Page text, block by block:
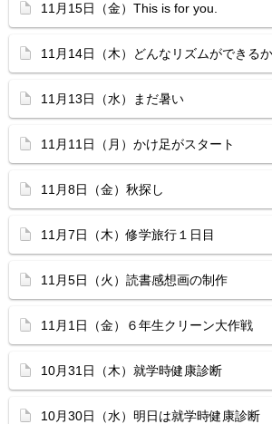
11月15日（金）This is for you.
11月14日（木）どんなリズムができる
11月13日（水）まだ暑い
11月11日（月）かけ足がスタート
11月8日（金）秋探し
11月7日（木）修学旅行１日目
11月5日（火）読書感想画の制作
11月1日（金）６年生クリーン大作戦
10月31日（木）就学時健康診断
10月30日（水）明日は就学時健康診断